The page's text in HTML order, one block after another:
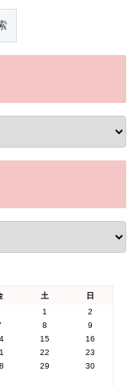
土
日
1
2
8
9
15
16
22
23
29
30